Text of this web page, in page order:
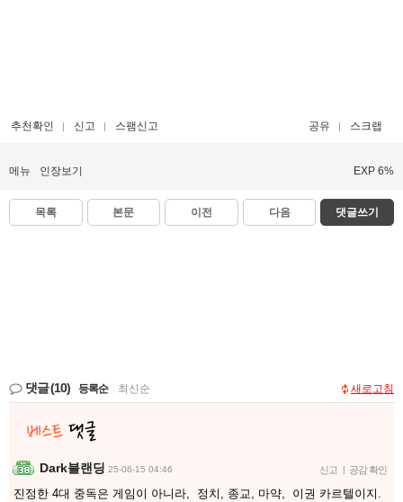
추천확인 신고 스팸신고 공유 스크랩
메뉴 인장보기 EXP 6%
목록 본문 이전 다음 댓글쓰기
댓글(10) 등록순 최신순 새로고침
Dark블랜딩 25-06-15 04:46 신고 공감 확인
진정한 4대 중독은 게임이 아니라, 정치, 종교, 마약, 이권 카르텔이지.